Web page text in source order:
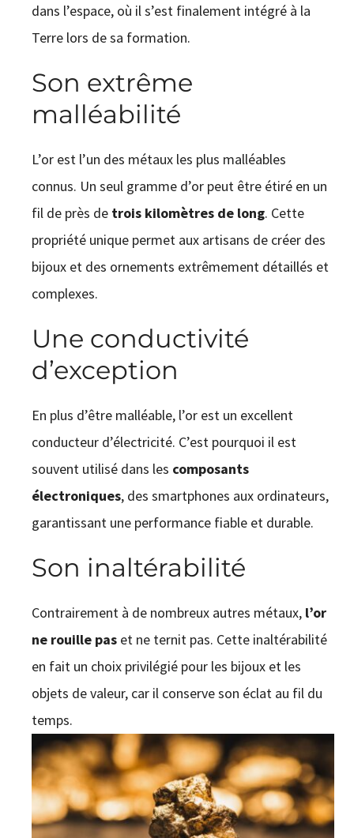
dans l’espace, où il s’est finalement intégré à la
Terre lors de sa formation.
Son extrême
malléabilité
L’or est l’un des métaux les plus malléables
connus. Un seul gramme d’or peut être étiré en un
fil de près de trois kilomètres de long. Cette
propriété unique permet aux artisans de créer des
bijoux et des ornements extrêmement détaillés et
complexes.
Une conductivité
d’exception
En plus d’être malléable, l’or est un excellent
conducteur d’électricité. C’est pourquoi il est
souvent utilisé dans les composants
électroniques, des smartphones aux ordinateurs,
garantissant une performance fiable et durable.
Son inaltérabilité
Contrairement à de nombreux autres métaux, l’or
ne rouille paset ne ternit pas. Cette inaltérabilité
en fait un choix privilégié pour les bijoux et les
objets de valeur, car il conserve son éclat au fil du
temps.